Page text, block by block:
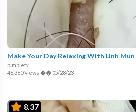
pimpletv
46,360 Views �� 05/28/23
8.37